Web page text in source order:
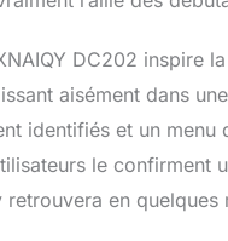
un cadrage parfait.
problème.
s'éteint
transporter. Que
la documentation
facilement
vous sentir
DC202 inspire
aisément dans
identifiés et un menu
le confirment
retrouvera en quelques